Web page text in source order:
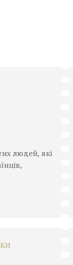
людей, які